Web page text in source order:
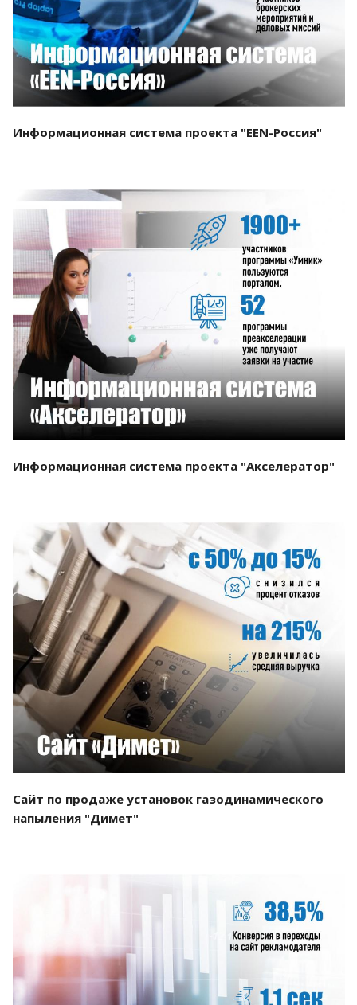
Информационная система проекта "EEN-Россия"
Смотреть проект
Информационная система проекта "Акселератор"
Смотреть проект
Сайт по продаже установок газодинамического
напыления "Димет"